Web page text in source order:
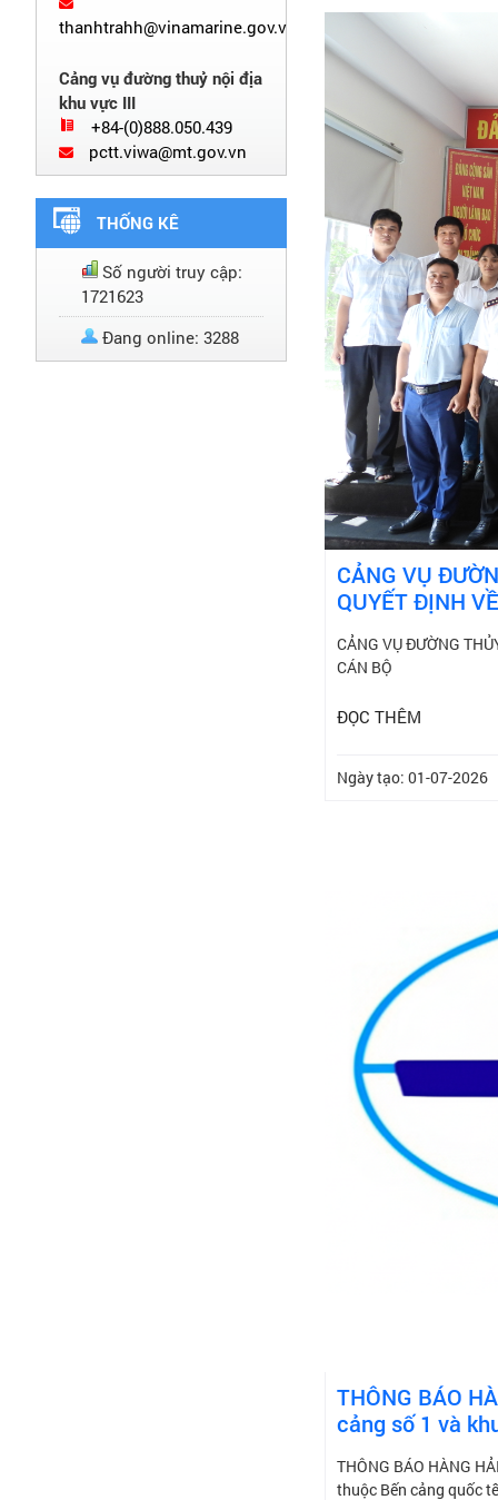
CẢNG VỤ
QUYẾT ĐỊNH
CẢNG VỤ ĐƯỜNG
CÁN BỘ
ĐỌC THÊM
Ngày tạo: 01-07-2026
THÔNG BÁO
cảng số 1 và
THÔNG BÁO HÀNG
thuộc Bến cảng quốc
thanhtrahh@vinamarine.gov.vn
Cảng vụ đường thuỷ nội địa
khu vực III
+84-(0)888.050.439
pctt.viwa@mt.gov.vn
THỐNG KÊ
Số người truy cập:
1721623
Đang online: 3288